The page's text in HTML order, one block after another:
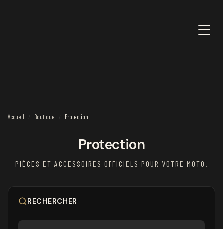
Accueil / Boutique / Protection
Protection
PIÈCES ET ACCESSOIRES OFFICIELS POUR VOTRE MOTO.
RECHERCHER